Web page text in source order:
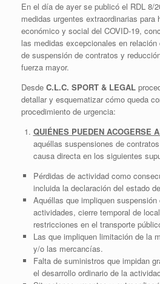
En el día de ayer se publicó el RDL 8/
medidas urgentes extraordinarias para
económico y social del COVID-19,
las medidas excepcionales en
de suspensión de contratos y
fuerza mayor.
Desde C.L.C. SPORT & LEGAL
detallar y esquematizar cómo queda
procedimiento de urgencia:
QUIÉNES PUEDEN ACOGERSE
aquéllas suspensiones de
causa directa en los siguientes
Pérdidas de actividad como
incluida la declaración del estado
Aquéllas que impliquen
actividades, cierre temporal de
restricciones en el transporte
Las que impliquen limitación de la
y/o las mercancías.
Falta de suministros que impidan
el desarrollo ordinario de la